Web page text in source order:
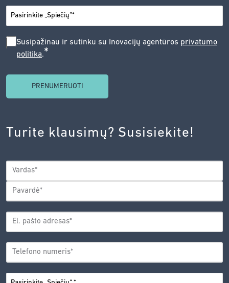
MIESTAS*
SUSIPAŽINAU
SUTINKU
AGENTŪROS
PRIVATUMO
POLITIKA.*
Susipažinau ir sutinku su Inovacijų agentūros privatumo
politika.*
Turite klausimų? Susisiekite!
VARDAS*
Vardas
EL.
ADRESAS*
TELEFONO
NUMERIS*
PASIRINKITE